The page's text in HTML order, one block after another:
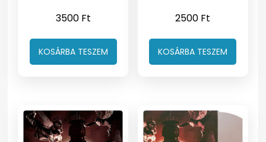
3500 Ft
KOSÁRBA TESZEM
2500 Ft
KOSÁRBA TESZEM